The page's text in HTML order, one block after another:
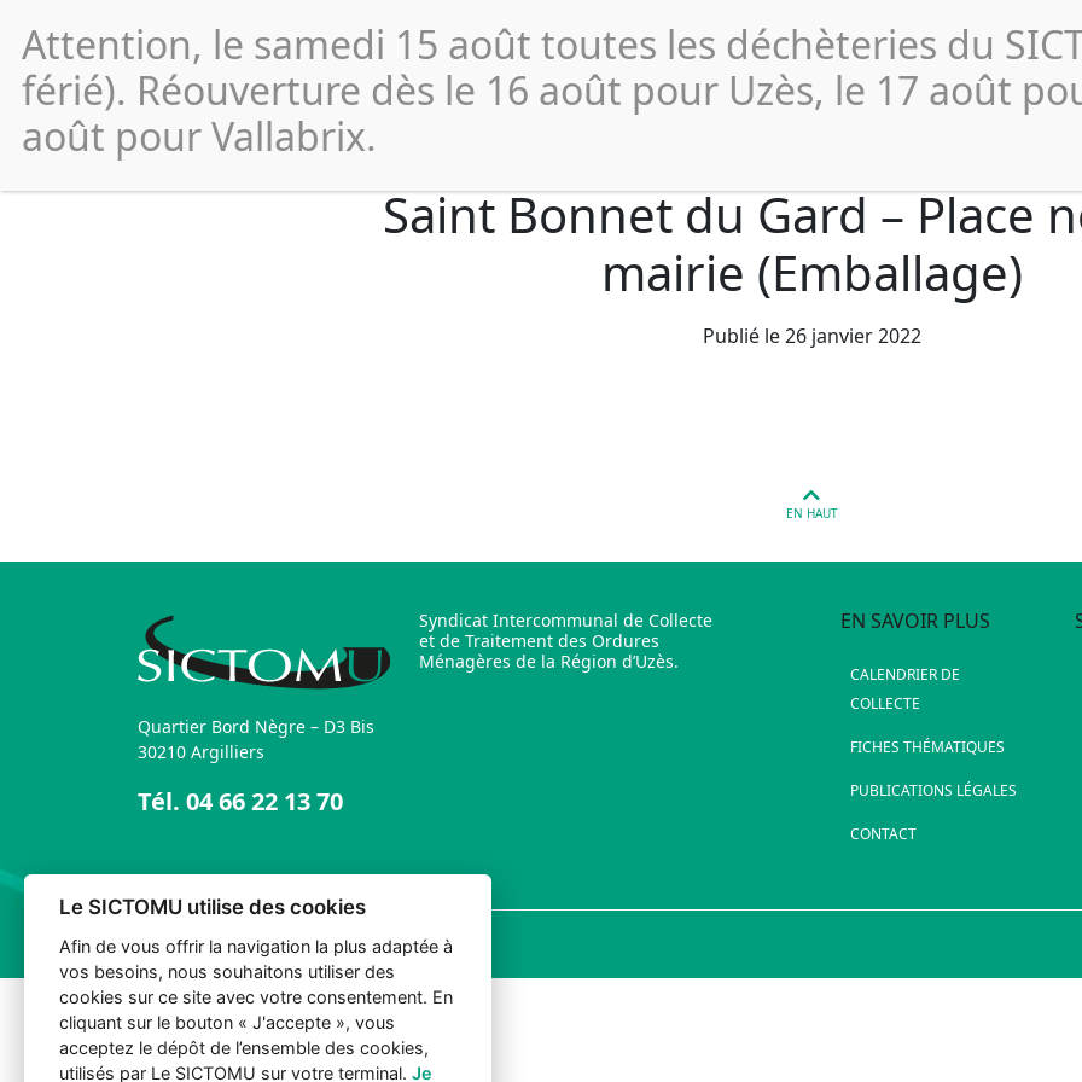
Vos
démarches
Collecte et
Compostage Déchèterie
Saint Bonnet du Gard – Place
mairie (Emballage)
Publié le 26 janvier 2022
EN HAUT
Quartier Bord Nègre – D3 Bis
30210 Argilliers
Tél. 04 66 22 13 70
Syndicat Intercommunal de Collecte
et de Traitement des Ordures
Ménagères de la Région d’Uzès.
EN SAVOIR PLUS
CALENDRIER DE
COLLECTE
FICHES THÉMATIQUES
PUBLICATIONS LÉGALES
CONTACT
© 2026 Sictomu. Tout droits réservés.
Attention, le samedi 15 août toutes les déchèteries du
férié). Réouverture dès le 16 août pour Uzès, le 17 août
août pour Vallabrix.
Le SICTOMU utilise des cookies
Afin de vous offrir la navigation la plus adaptée à
vos besoins, nous souhaitons utiliser des
cookies sur ce site avec votre consentement. En
cliquant sur le bouton « J'accepte », vous
acceptez le dépôt de l’ensemble des cookies,
utilisés par Le SICTOMU sur votre terminal. Je